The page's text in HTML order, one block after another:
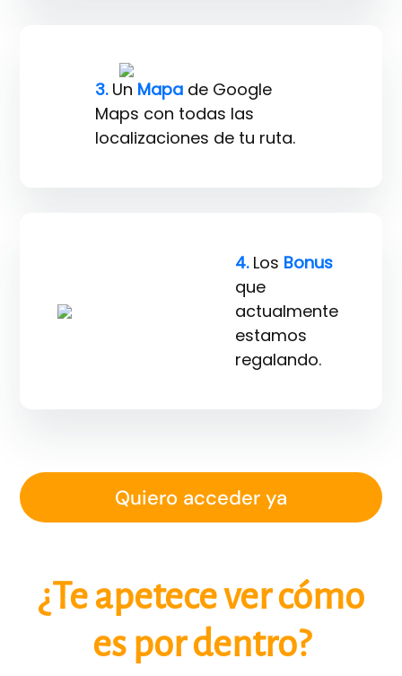
3.Un Mapade Google
Maps con todas las
localizaciones de tu ruta.
4.Los Bonus
que
actualmente
estamos
regalando.
Quiero acceder ya
¿Te apetece ver cómo
es por dentro?